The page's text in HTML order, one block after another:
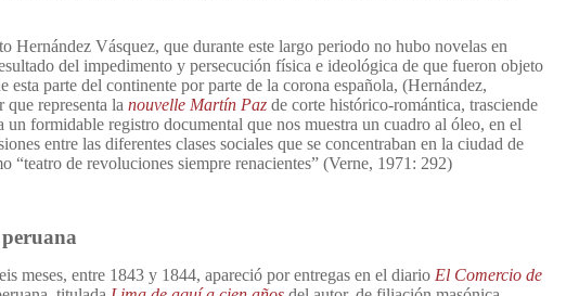
Hernández Vásquez, que durante este largo periodo no hubo novelas en
del impedimento y persecución física e ideológica de que fueron objeto
esta parte del continente por parte de la corona española, (Hernández,
representa la nouvelle Martín Pazde corte histórico-romántica, trasciende
un formidable registro documental que nos muestra un cuadro al óleo, en el
entre las diferentes clases sociales que se concentraban en la ciudad de
“teatro de revoluciones siempre renacientes” (Verne, 1971: 292)
meses, entre 1843 y 1844, apareció por entregas en el diario El Comercio de